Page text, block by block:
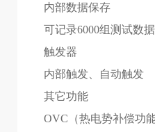
内部数据保存
可记录6000组测试数据
触发器
内部触发、自动触发
其它功能
OVC（热电势补偿功